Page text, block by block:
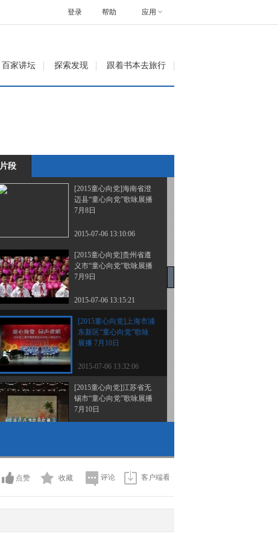
帮助 应用
登录
百家讲坛 探索发现 跟着书本去旅行
片段
7月7日
州市“童心向党”歌咏展播
[2015童心向党]海南省澄
迈县“童心向党”歌咏展播
7月8日
2015-07-06 13:10:06
[2015童心向党]贵州省遵
义市“童心向党”歌咏展播
7月9日
2015-07-06 13:15:21
[2015童心向党]上海市浦
东新区“童心向党”歌咏
展播 7月10日
2015-07-06 13:32:06
[2015童心向党]江苏省无
锡市“童心向党”歌咏展播
7月10日
月11日
2015-07-06 13:34:05
中区“童心向党”歌咏展播
点赞 收藏 评论 客户端看